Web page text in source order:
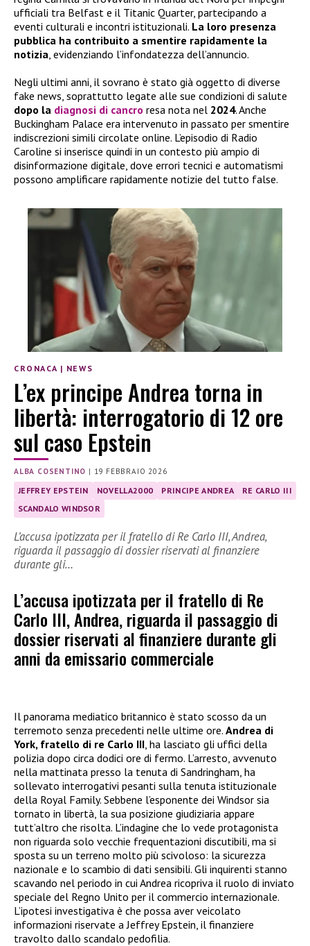
ufficiali tra Belfast e il Titanic Quarter, partecipando a
eventi culturali e incontri istituzionali. La loro presenza
pubblica ha contribuito a smentire rapidamente la
notizia, evidenziando l’infondatezza dell’annuncio.
Negli ultimi anni, il sovrano è stato già oggetto di diverse
fake news, soprattutto legate alle sue condizioni di salute
dopo la diagnosi di cancro resa nota nel 2024. Anche
Buckingham Palace era intervenuto in passato per smentire
indiscrezioni simili circolate online. L’episodio di Radio
Caroline si inserisce quindi in un contesto più ampio di
disinformazione digitale, dove errori tecnici e automatismi
possono amplificare rapidamente notizie del tutto false.
CRONACA | NEWS
L’ex principe Andrea torna in
libertà: interrogatorio di 12 ore
sul caso Epstein
ALBA COSENTINO | 19 FEBBRAIO 2026
JEFFREY EPSTEIN NOVELLA2000 PRINCIPE ANDREA
RE CARLO III
SCANDALO WINDSOR
L’accusa ipotizzata per il fratello di Re Carlo III, Andrea,
riguarda il passaggio di dossier riservati al finanziere
durante gli…
L’accusa ipotizzata per il fratello di Re
Carlo III, Andrea, riguarda il passaggio di
dossier riservati al finanziere durante gli
anni da emissario commerciale
Il panorama mediatico britannico è stato scosso da un
terremoto senza precedenti nelle ultime ore. Andrea di
York, fratello di re Carlo III , ha lasciato gli uffici della
polizia dopo circa dodici ore di fermo. L’arresto, avvenuto
nella mattinata presso la tenuta di Sandringham, ha
sollevato interrogativi pesanti sulla tenuta istituzionale
della Royal Family. Sebbene l’esponente dei Windsor sia
tornato in libertà, la sua posizione giudiziaria appare
tutt’altro che risolta. L’indagine che lo vede protagonista
non riguarda solo vecchie frequentazioni discutibili, ma si
sposta su un terreno molto più scivoloso: la sicurezza
nazionale e lo scambio di dati sensibili. Gli inquirenti stanno
scavando nel periodo in cui Andrea ricopriva il ruolo di inviato
speciale del Regno Unito per il commercio internazionale.
L’ipotesi investigativa è che possa aver veicolato
informazioni riservate a Jeffrey Epstein, il finanziere
travolto dallo scandalo pedofilia.